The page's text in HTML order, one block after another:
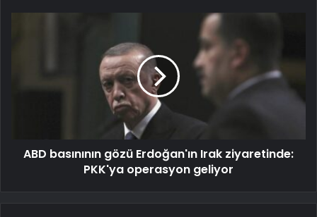
ABD basınının gözü Erdoğan'ın Irak ziyaretinde:
PKK'ya operasyon geliyor